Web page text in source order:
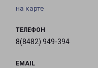
на карте
ТЕЛЕФОН
8(8482) 949-394
EMAIL